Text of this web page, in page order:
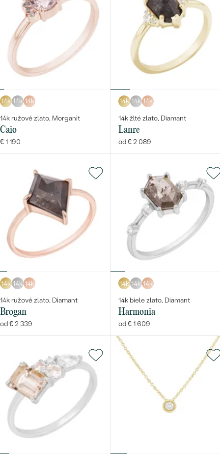
14k 14k 14k
14k ružové zlato, Morganit
Caio
€ 1 190
14k 14k 14k
14k žlté zlato, Diamant
Lanre
od € 2 089
14k 14k 14k
14k ružové zlato, Diamant
Brogan
od € 2 339
14k 14k 14k
14k biele zlato, Diamant
Harmonia
od € 1 609